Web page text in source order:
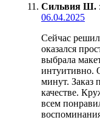
Сильвия Ш. :
06.04.2025
Сейчас
оказался
выбрала
интуитивно.
минут. Заказ
качестве.
всем